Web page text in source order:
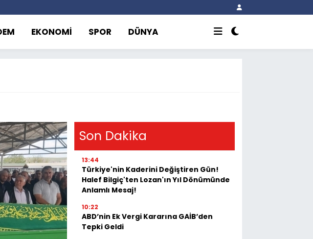
EKONOMİ SPOR DÜNYA
Son Dakika
13:44
Türkiye'nin Kaderini Değiştiren Gün!
Halef Bilgiç'ten Lozan'ın Yıl Dönümünde
Anlamlı Mesaj!
10:22
ABD’nin Ek Vergi Kararına GAİB’den
Tepki Geldi